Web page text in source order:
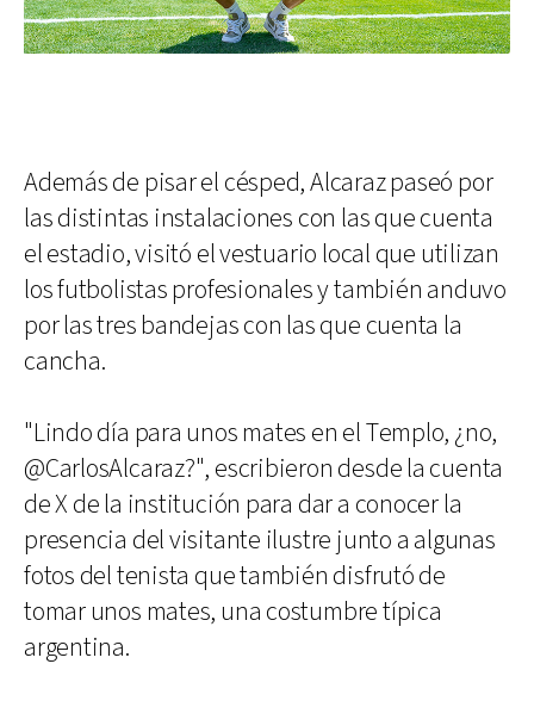
Además de pisar el césped, Alcaraz paseó por
las distintas instalaciones con las que cuenta
el estadio, visitó el vestuario local que utilizan
los futbolistas profesionales y también anduvo
por las tres bandejas con las que cuenta la
cancha.
"Lindo día para unos mates en el Templo, ¿no,
@CarlosAlcaraz?", escribieron desde la cuenta
de X de la institución para dar a conocer la
presencia del visitante ilustre junto a algunas
fotos del tenista que también disfrutó de
tomar unos mates, una costumbre típica
argentina.